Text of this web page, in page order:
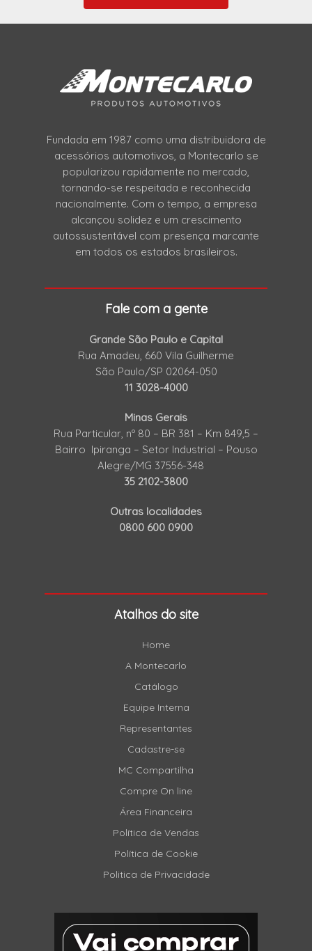
Fundada em 1987 como uma distribuidora de
acessórios automotivos, a Montecarlo se
popularizou rapidamente no mercado,
tornando-se respeitada e reconhecida
nacionalmente. Com o tempo, a empresa
alcançou solidez e um crescimento
autossustentável com presença marcante
em todos os estados brasileiros.
Fale com a gente
Grande São Paulo e Capital
Rua Amadeu, 660 Vila Guilherme
São Paulo/SP 02064-050
11 3028-4000
Minas Gerais
Rua Particular, nº 80 – BR 381 – Km 849,5 –
Bairro Ipiranga – Setor Industrial – Pouso
Alegre/MG 37556-348
35 2102-3800
Outras localidades
0800 600 0900
Atalhos do site
Home
A Montecarlo
Catálogo
Equipe Interna
Representantes
Cadastre-se
MC Compartilha
Compre On line
Área Financeira
Política de Vendas
Política de Cookie
Politica de Privacidade